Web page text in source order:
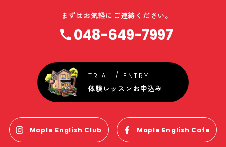
まずはお気軽にご連絡ください。
048-649-7997
体験レッスンお申込み
Maple English Club Maple English Cafe